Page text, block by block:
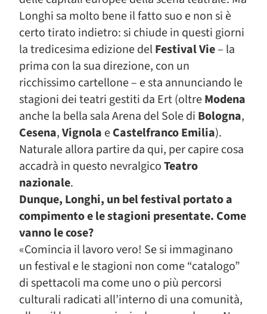
Longhi sa molto bene il fatto suo e non si è
certo tirato indietro: si chiude in questi giorni
la tredicesima edizione delFestival Vie– la
prima con la sua direzione, con un
ricchissimo cartellone – e sta annunciando le
stagioni dei teatri gestiti da Ert (oltreModena
anche la bella sala Arena del Sole di Bologna,
Cesena,Vignola eCastelfranco Emilia).
Naturale allora partire da qui, per capire cosa
accadrà in questo nevralgicoTeatro
nazionale.
Dunque, Longhi, un bel festival portato a
compimento e le stagioni presentate. Come
vanno le cose?
«Comincia il lavoro vero! Se si immaginano
un festival e le stagioni non come “catalogo”
di spettacoli ma come uno o più percorsi
culturali radicati all’interno di una comunità,